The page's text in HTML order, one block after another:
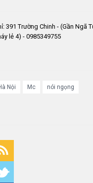
391 Trường Chinh - (Gần Ngã
lẻ 4) - 0985349755
Nội Mc nói ngọng